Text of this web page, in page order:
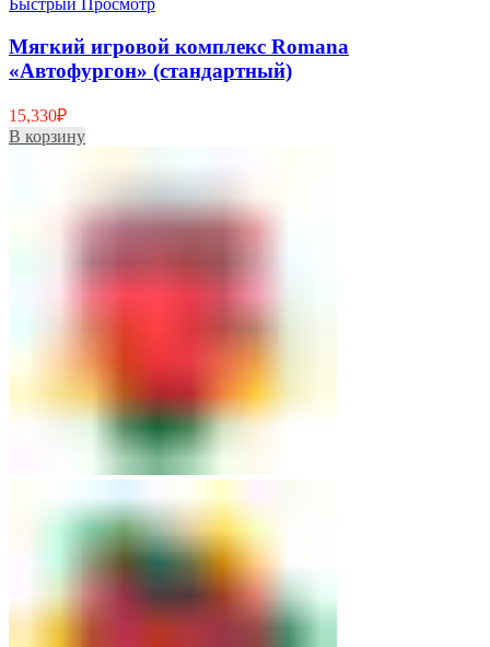
Быстрый Просмотр
Мягкий игровой комплекс Romana
«Автофургон» (стандартный)
15,330₽
В корзину